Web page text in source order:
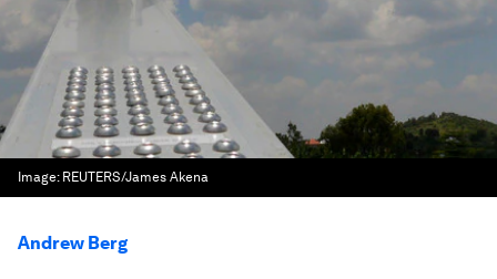
Image: REUTERS/James Akena
Andrew Berg